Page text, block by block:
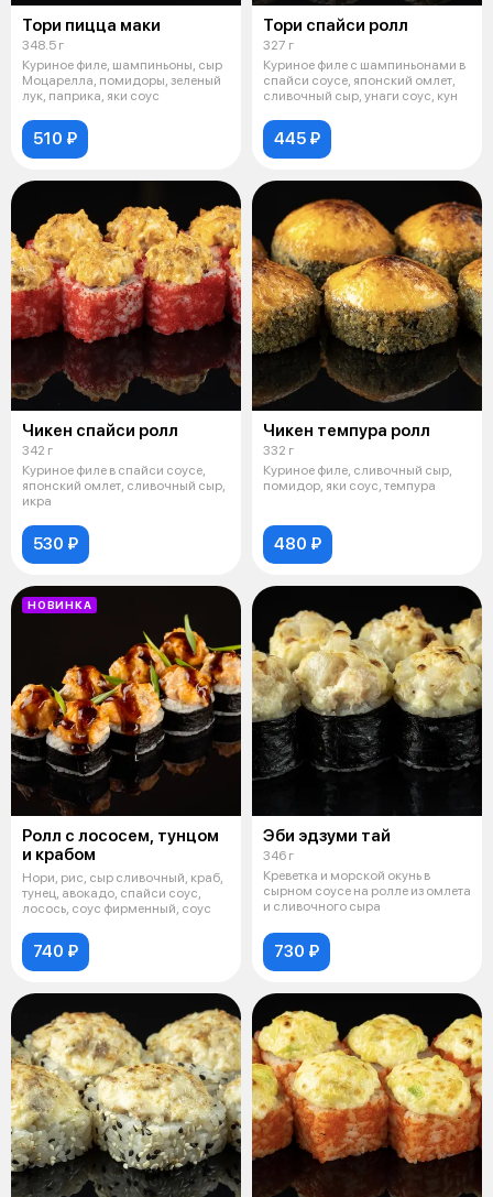
Тори пицца маки
348.5 г
Куриное филе, шампиньоны, сыр
Моцарелла, помидоры, зеленый
лук, паприка, яки соус
510 ₽
Тори спайси ролл
327 г
Куриное филе с шампиньонами в
спайси соусе, японский омлет,
сливочный сыр, унаги соус, кун
445 ₽
Чикен спайси ролл
342 г
Куриное филе в спайси соусе,
японский омлет, сливочный сыр,
икра
530 ₽
Чикен темпура ролл
332 г
Куриное филе, сливочный сыр,
помидор, яки соус, темпура
480 ₽
НОВИНКА
Ролл с лососем, тунцом
и крабом
Нори, рис, сыр сливочный, краб,
тунец, авокадо, спайси соус,
лосось, соус фирменный, соус
740 ₽
Эби эдзуми тай
346 г
Креветка и морской окунь в
сырном соусе на ролле из омлета
и сливочного сыра
730 ₽